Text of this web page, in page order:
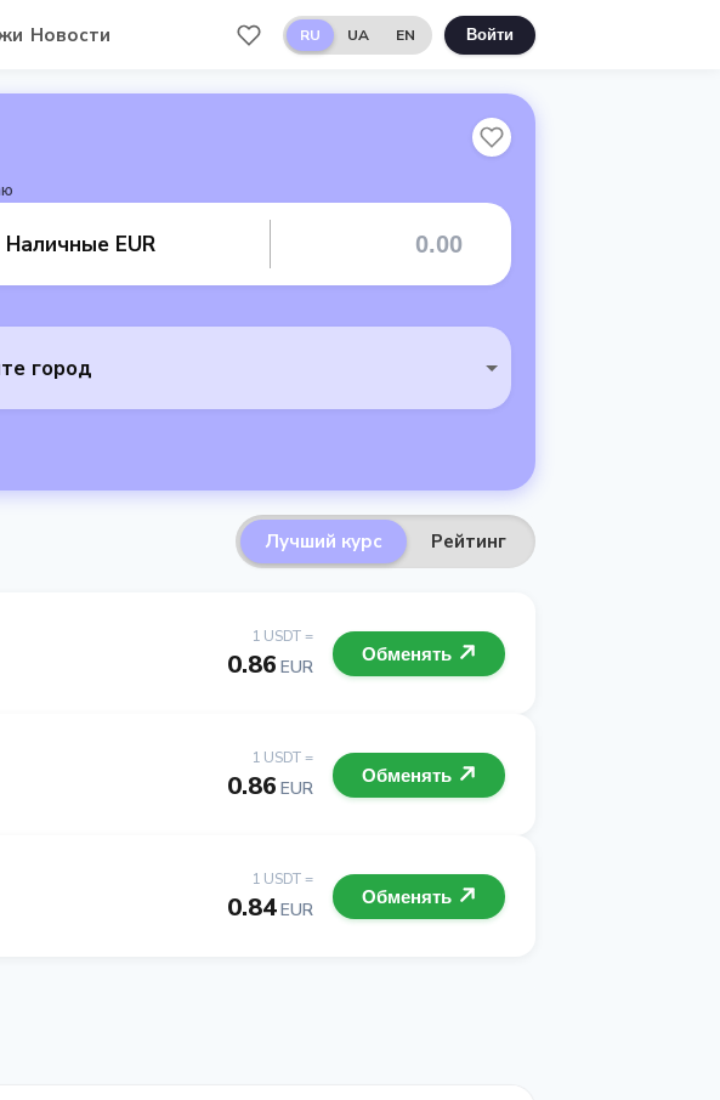
Новости RU UA EN Войти
Наличные EUR
город
Лучший курс Рейтинг
1 USDT =
0.86 EUR
Обменять
1 USDT =
0.86 EUR
Обменять
1 USDT =
0.84EUR
Обменять